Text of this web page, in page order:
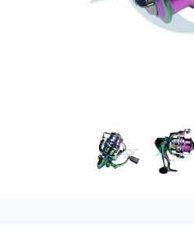
موارد دیگر